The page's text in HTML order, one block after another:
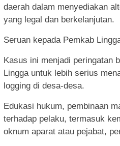
daerah dalam menyediakan
yang legal dan berkelanjutan.
Seruan kepada Pemkab
Kasus ini menjadi peringatan
Lingga untuk lebih serius
logging di desa-desa.
Edukasi hukum, pembinaan
terhadap pelaku, termasuk
oknum aparat atau pejabat,